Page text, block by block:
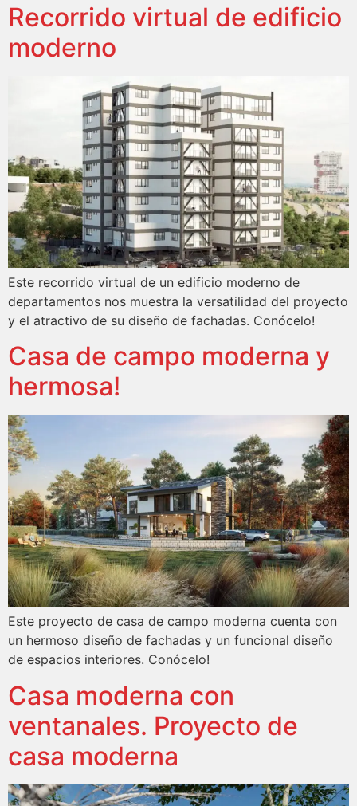
Recorrido virtual de edificio
moderno
Este recorrido virtual de un edificio moderno de
departamentos nos muestra la versatilidad del proyecto
y el atractivo de su diseño de fachadas. Conócelo!
Casa de campo moderna y
hermosa!
Este proyecto de casa de campo moderna cuenta con
un hermoso diseño de fachadas y un funcional diseño
de espacios interiores. Conócelo!
Casa moderna con
ventanales. Proyecto de
casa moderna